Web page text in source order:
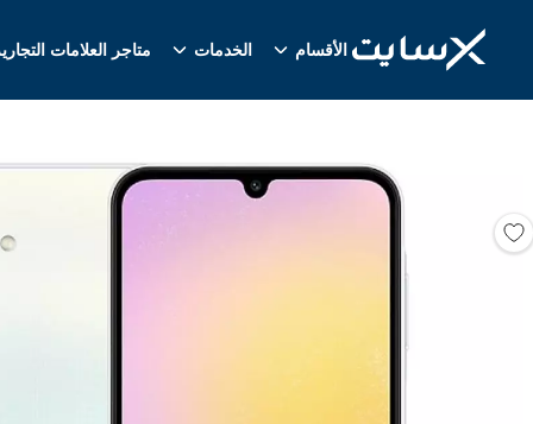
الأقسام الخدمات متاجر العلامات